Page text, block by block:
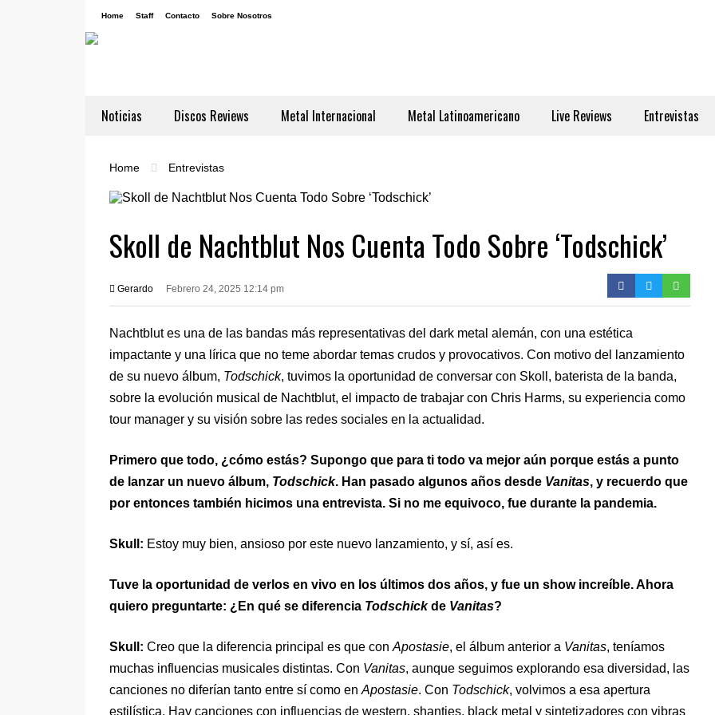
Home Staff Contacto Sobre Nosotros
Noticias Discos Reviews Metal Internacional Metal Latinoamericano Live Reviews Entrevistas
Home Entrevistas
Skoll de Nachtblut Nos Cuenta Todo Sobre ‘Todschick’
Gerardo Febrero 24, 2025 12:14 pm
Nachtblut es una de las bandas más representativas del dark metal alemán, con una estética
impactante y una lírica que no teme abordar temas crudos y provocativos. Con motivo del lanzamiento
de su nuevo álbum, Todschick, tuvimos la oportunidad de conversar con Skoll, baterista de la banda,
sobre la evolución musical de Nachtblut, el impacto de trabajar con Chris Harms, su experiencia como
tour manager y su visión sobre las redes sociales en la actualidad.
Primero que todo, ¿cómo estás? Supongo que para ti todo va mejor aún porque estás a punto
de lanzar un nuevo álbum, Todschick. Han pasado algunos años desde Vanitas, y recuerdo que
por entonces también hicimos una entrevista. Si no me equivoco, fue durante la pandemia.
Skull: Estoy muy bien, ansioso por este nuevo lanzamiento, y sí, así es.
Tuve la oportunidad de verlos en vivo en los últimos dos años, y fue un show increíble. Ahora
quiero preguntarte: ¿En qué se diferencia Todschickde Vanitas?
Skull: Creo que la diferencia principal es que con Apostasie, el álbum anterior a Vanitas, teníamos
muchas influencias musicales distintas. Con Vanitas, aunque seguimos explorando esa diversidad, las
canciones no diferían tanto entre sí como en Apostasie. Con Todschick, volvimos a esa apertura
estilística. Hay canciones con influencias de western, shanties, black metal y sintetizadores con vibras